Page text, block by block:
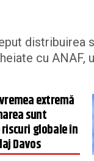
cu ANAF,
extremă
sunt
globale în
Davos